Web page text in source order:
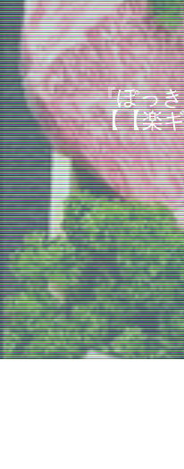
『ぽっ
【【楽